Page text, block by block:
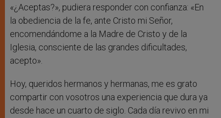
«¿Aceptas?», pudiera responder con confianza: «En
la obediencia de la fe, ante Cristo mi Señor,
encomendándome a la Madre de Cristo y de la
Iglesia, consciente de las grandes dificultades,
acepto».
Hoy, queridos hermanos y hermanas, me es grato
compartir con vosotros una experiencia que dura ya
desde hace un cuarto de siglo. Cada día revivo en mi